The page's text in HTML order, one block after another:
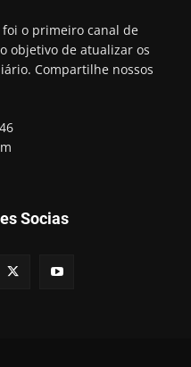
o primeiro canal de
objetivo de atualizar os
Compartilhe nossos
Socias